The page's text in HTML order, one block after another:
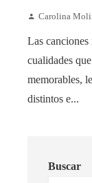
Carolina
Las canciones
cualidades
memorables,
distintos e...
Buscar